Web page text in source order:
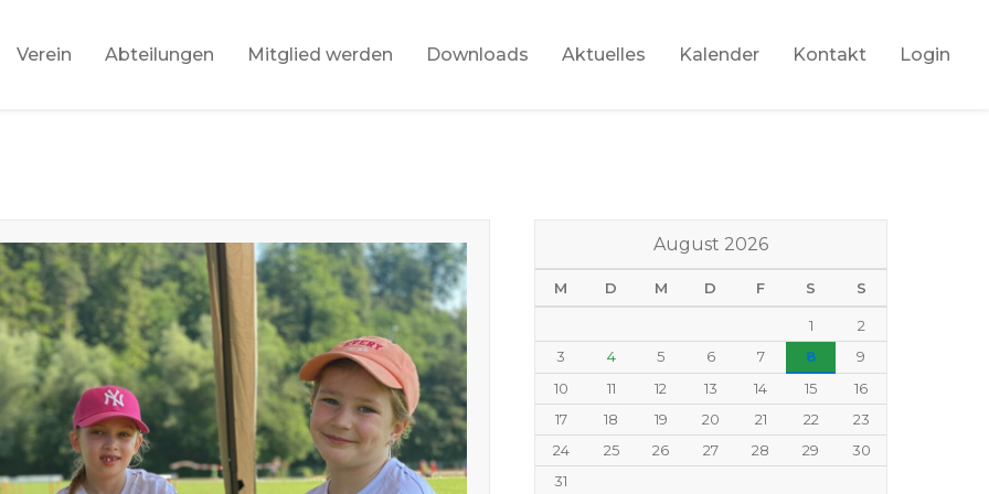
Verein Abteilungen Mitglied werden Downloads Aktuelles Kalender Kontakt Login
August 2026
M D M D F S S
1
2
3
4 5 6 7 8
9
10
11 12 13 14 15
16
17
18 19 20 21 22
23
24
25 26 27 28 29
30
31